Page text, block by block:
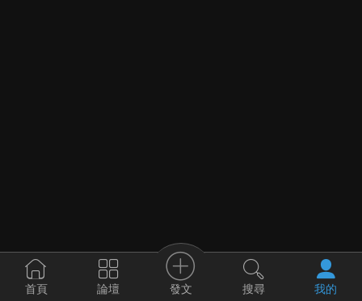
首頁 論壇 發文 搜尋 我的